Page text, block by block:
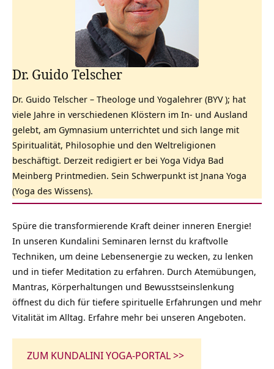
Dr. Guido Telscher
Dr. Guido Telscher – Theologe und Yogalehrer (BYV); hat
viele Jahre in verschiedenen Klöstern im In- und Ausland
gelebt, am Gymnasium unterrichtet und sich lange mit
Spiritualität, Philosophie und den Weltreligionen
beschäftigt. Derzeit redigiert er bei Yoga Vidya Bad
Meinberg Printmedien. Sein Schwerpunkt ist Jnana Yoga
(Yoga des Wissens).
Spüre die transformierende Kraft deiner inneren Energie!
In unseren Kundalini Seminaren lernst du kraftvolle
Techniken, um deine Lebensenergie zu wecken, zu lenken
und in tiefer Meditation zu erfahren. Durch Atemübungen,
Mantras, Körperhaltungen und Bewusstseinslenkung
öffnest du dich für tiefere spirituelle Erfahrungen und mehr
Vitalität im Alltag. Erfahre mehr bei unseren Angeboten.
ZUM KUNDALINI YOGA-PORTAL >>